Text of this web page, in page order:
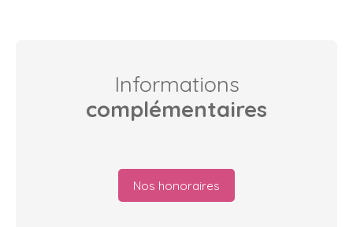
Informations
complémentaires
Nos honoraires